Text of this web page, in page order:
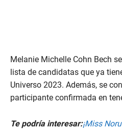
Melanie Michelle Cohn Bech
lista de candidatas que ya
Universo 2023. Además, se
participante confirmada en
Te podría interesar:¡Miss